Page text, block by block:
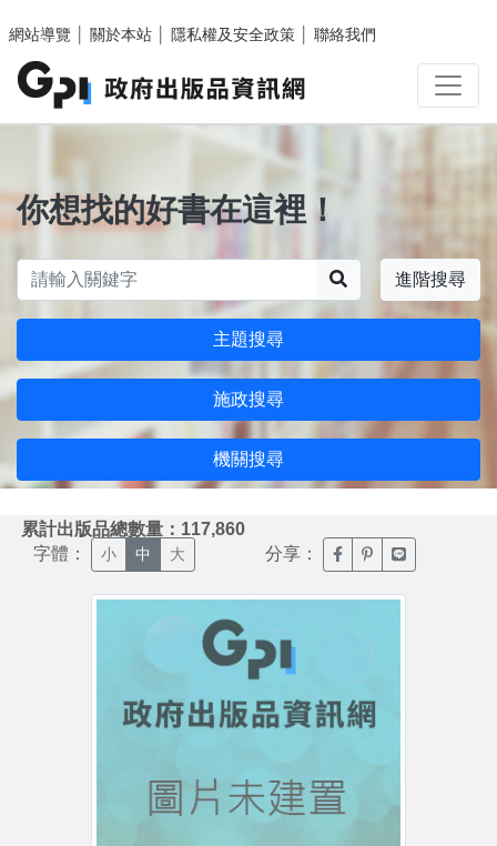
網站導覽
關於本站 隱私權及安全政策 聯絡我們
你想找的好書在這裡！
進階搜尋
主題搜尋
施政搜尋
機關搜尋
累計出版品總數量：117,860
字體： 小 中 大 分享： 臉書分享(另開新視窗)
噗浪分享(另開新
Line分享(另